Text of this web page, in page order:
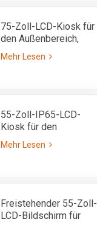
75-Zoll-LCD-Kiosk für
den Außenbereich,
vollständig im
Sonnenlicht lesbar, mit
Mehr Lesen
55-Zoll-IP65-LCD-
Kiosk für den
Außenbereich mit
ultrahoher Helligkeit,
Mehr Lesen
Freistehender 55-Zoll-
LCD-Bildschirm für